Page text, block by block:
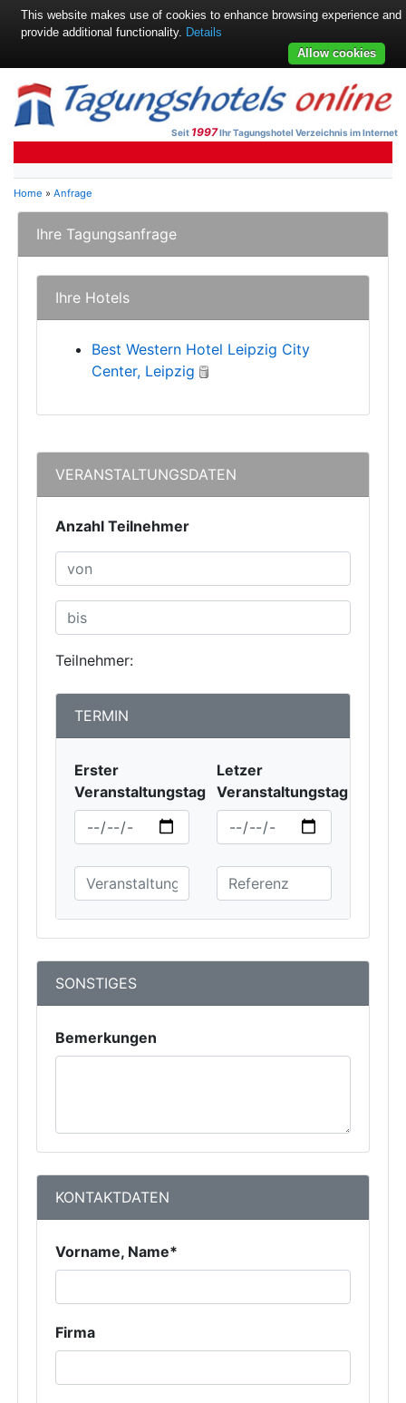
Seit 1997Ihr Tagungshotel Verzeichnis im Internet
Home » Anfrage
Ihre Tagungsanfrage
Ihre Hotels
Best Western Hotel Leipzig City
Center, Leipzig
VERANSTALTUNGSDATEN
Anzahl Teilnehmer
Teilnehmer:
TERMIN
Erster
Veranstaltungstag
Letzer
Veranstaltungstag
SONSTIGES
Bemerkungen
KONTAKTDATEN
Vorname, Name*
Firma
This website makes use of cookies to enhance browsing experience and
provide additional functionality. Details
Allow cookies